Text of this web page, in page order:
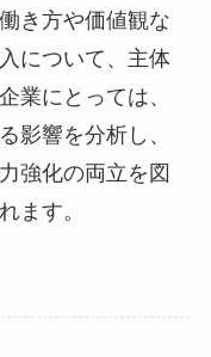
き方や価値観な
について、主体
業にとっては、
影響を分析し、
強化の両立を図
ます。